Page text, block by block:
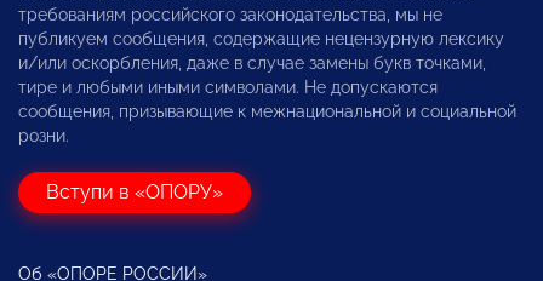
требованиям российского законодательства, мы не
публикуем сообщения, содержащие нецензурную лексику
и/или оскорбления, даже в случае замены букв точками,
тире и любыми иными символами. Не допускаются
сообщения, призывающие к межнациональной и социальной
розни.
Вступи в «ОПОРУ»
Об «ОПОРЕ РОССИИ»